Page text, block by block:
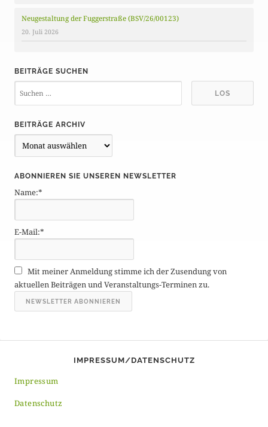
Neugestaltung der Fuggerstraße (BSV/26/00123)
20. Juli 2026
BEITRÄGE SUCHEN
BEITRÄGE ARCHIV
e
t
r
g
e
r
c
h
v
ABONNIEREN SIE UNSEREN NEWSLETTER
Name:*
E-Mail:*
Mit meiner Anmeldung stimme ich der Zusendung von
aktuellen Beiträgen und Veranstaltungs-Terminen zu.
IMPRESSUM/DATENSCHUTZ
Impressum
Datenschutz